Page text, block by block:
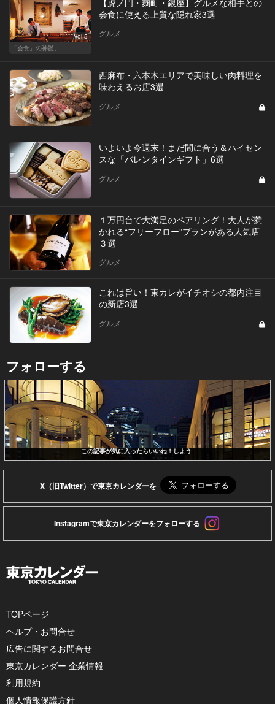
Vol.5
「会食」の神髄。
会食に使える上質な隠れ家3選
グルメ
西麻布・六本木エリアで美味しい肉料理を
味わえるお店3選
グルメ
いよいよ今週末！まだ間に合う＆ハイセン
スな「バレンタインギフト」6選
グルメ
１万円台で大満足のペアリング！大人が惹
かれる“フリーフロー”プランがある人気店
３選
グルメ
これは旨い！東カレがイチオシの都内注目
の新店3選
グルメ
フォローする
この記事が気に入ったらいいね！しよう
X（旧Twitter）で東京カレンダーを
Instagramで東京カレンダーをフォローする
TOPページ
ヘルプ・お問合せ
広告に関するお問合せ
東京カレンダー 企業情報
利用規約
個人情報保護方針